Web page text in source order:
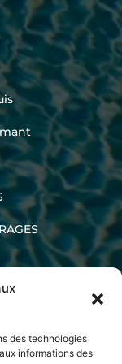
des technologies
informations des